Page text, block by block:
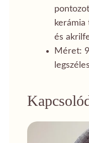
kerámia
és
Méret: